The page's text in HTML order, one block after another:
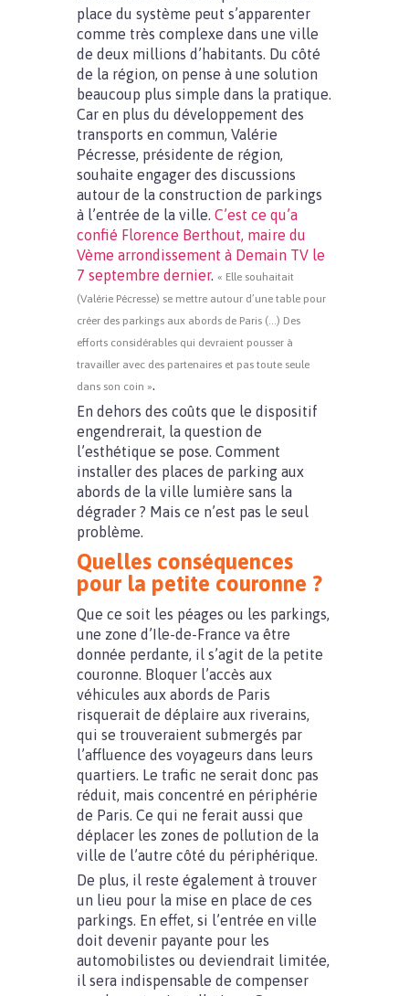
place du système peut s’apparenter
comme très complexe dans une ville
de deux millions d’habitants. Du côté
de la région, on pense à une solution
beaucoup plus simple dans la pratique.
Car en plus du développement des
transports en commun, Valérie
Pécresse, présidente de région,
souhaite engager des discussions
autour de la construction de parkings
à l’entrée de la ville. C’est ce qu’a
confié Florence Berthout, maire du
Vème arrondissement à Demain TV le
7 septembre dernier. « Elle souhaitait
(Valérie Pécresse) se mettre autour d’une table pour
créer des parkings aux abords de Paris (…) Des
efforts considérables qui devraient pousser à
travailler avec des partenaires et pas toute seule
dans son coin ».
En dehors des coûts que le dispositif
engendrerait, la question de
l’esthétique se pose. Comment
installer des places de parking aux
abords de la ville lumière sans la
dégrader ? Mais ce n’est pas le seul
problème.
Quelles conséquences
pour la petite couronne ?
Que ce soit les péages ou les parkings,
une zone d’Ile-de-France va être
donnée perdante, il s’agit de la petite
couronne. Bloquer l’accès aux
véhicules aux abords de Paris
risquerait de déplaire aux riverains,
qui se trouveraient submergés par
l’affluence des voyageurs dans leurs
quartiers. Le trafic ne serait donc pas
réduit, mais concentré en périphérie
de Paris. Ce qui ne ferait aussi que
déplacer les zones de pollution de la
ville de l’autre côté du périphérique.
De plus, il reste également à trouver
un lieu pour la mise en place de ces
parkings. En effet, si l’entrée en ville
doit devenir payante pour les
automobilistes ou deviendrait limitée,
il sera indispensable de compenser